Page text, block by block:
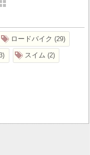
ロードバイク 29
スイム 2